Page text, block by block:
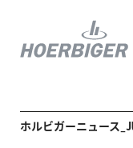
ホルビガーニュース